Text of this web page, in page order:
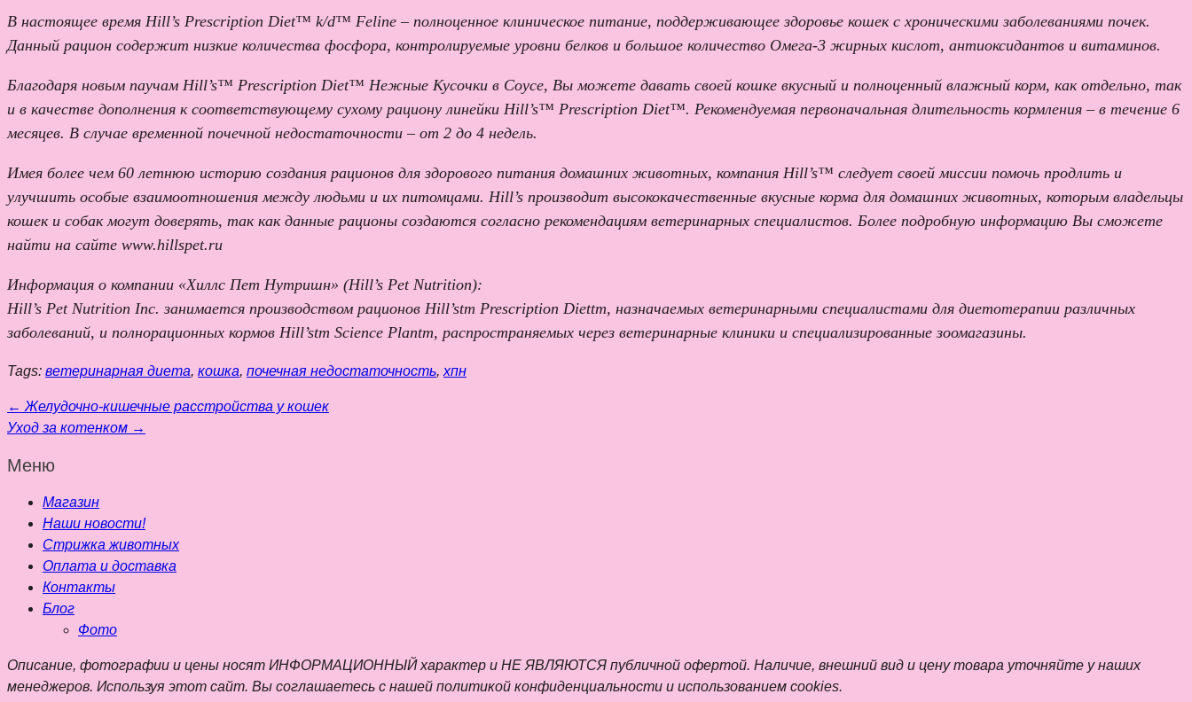
В настоящее время Hill’s Prescription Diet™ k/d™ Feline – полноценное клиническое питание, поддерживающее здоровье кошек с хроническими заболеваниями почек.
Данный рацион содержит низкие количества фосфора, контролируемые уровни белков и большое количество Омега-3 жирных кислот, антиоксидантов и витаминов.
Благодаря новым паучам Hill’s™ Prescription Diet™ Нежные Кусочки в Соусе, Вы можете давать своей кошке вкусный и полноценный влажный корм, как отдельно, так
и в качестве дополнения к соответствующему сухому рациону линейки Hill’s™ Prescription Diet™. Рекомендуемая первоначальная длительность кормления – в течение 6
месяцев. В случае временной почечной недостаточности – от 2 до 4 недель.
Имея более чем 60 летнюю историю создания рационов для здорового питания домашних животных, компания Hill’s™ следует своей миссии помочь продлить и
улучшить особые взаимоотношения между людьми и их питомцами. Hill’s производит высококачественные вкусные корма для домашних животных, которым владельцы
кошек и собак могут доверять, так как данные рационы создаются согласно рекомендациям ветеринарных специалистов. Более подробную информацию Вы сможете
найти на сайте www.hillspet.ru
Информация о компании «Хиллс Пет Нутришн» (Hill’s Pet Nutrition):
Hill’s Pet Nutrition Inc. занимается производством рационов Hill’stm Prescription Diettm, назначаемых ветеринарными специалистами для диетотерапии различных
заболеваний, и полнорационных кормов Hill’stm Science Plantm, распространяемых через ветеринарные клиники и специализированные зоомагазины.
Tags: ветеринарная диета, кошка, почечная недостаточность, хпн
← Желудочно-кишечные расстройства у кошек
Уход за котенком →
Меню
Магазин
Наши новости!
Стрижка животных
Оплата и доставка
Контакты
Блог
Фото
Описание, фотографии и цены носят ИНФОРМАЦИОННЫЙ характер и НЕ ЯВЛЯЮТСЯ публичной офертой. Наличие, внешний вид и цену товара уточняйте у наших
менеджеров. Используя этот сайт. Вы соглашаетесь с нашей политикой конфиденциальности и использованием cookies.